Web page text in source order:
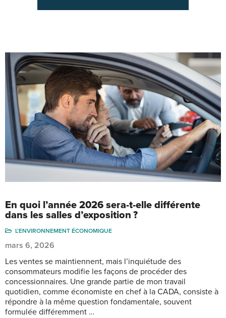
En quoi l’année 2026 sera-t-elle différente
dans les salles d’exposition ?
L’ENVIRONNEMENT ÉCONOMIQUE
mars 6, 2026
Les ventes se maintiennent, mais l’inquiétude des
consommateurs modifie les façons de procéder des
concessionnaires. Une grande partie de mon travail
quotidien, comme économiste en chef à la CADA, consiste à
répondre à la même question fondamentale, souvent
formulée différemment …